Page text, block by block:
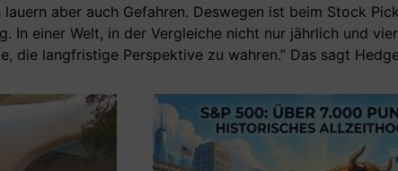
aber auch Gefahren. Deswegen ist beim Stock
In einer Welt, in der Vergleiche nicht nur jährlich und
die langfristige Perspektive zu wahren.” Das sagt